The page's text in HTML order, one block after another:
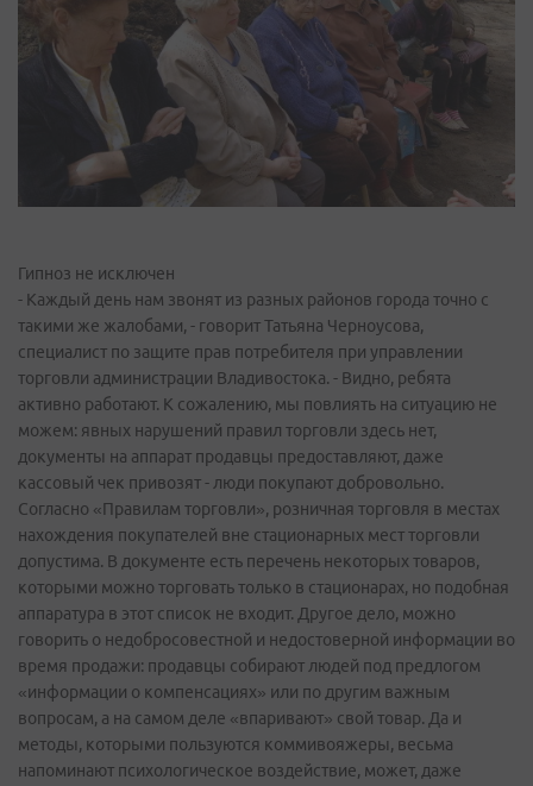
Гипноз не исключен
- Каждый день нам звонят из разных районов города точно с
такими же жалобами, - говорит Татьяна Черноусова,
специалист по защите прав потребителя при управлении
торговли администрации Владивостока. - Видно, ребята
активно работают. К сожалению, мы повлиять на ситуацию не
можем: явных нарушений правил торговли здесь нет,
документы на аппарат продавцы предоставляют, даже
кассовый чек привозят - люди покупают добровольно.
Согласно «Правилам торговли», розничная торговля в местах
нахождения покупателей вне стационарных мест торговли
допустима. В документе есть перечень некоторых товаров,
которыми можно торговать только в стационарах, но подобная
аппаратура в этот список не входит. Другое дело, можно
говорить о недобросовестной и недостоверной информации во
время продажи: продавцы собирают людей под предлогом
«информации о компенсациях» или по другим важным
вопросам, а на самом деле «впаривают» свой товар. Да и
методы, которыми пользуются коммивояжеры, весьма
напоминают психологическое воздействие, может, даже